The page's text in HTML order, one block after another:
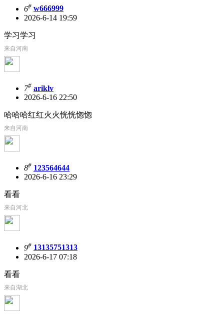
6# w666999
2026-6-14 19:59
学习学习
来自河南
7# ariklv
2026-6-16 22:50
哈哈哈红红火火恍恍惚惚
来自河南
8# 123564644
2026-6-16 23:29
看看
来自河北
9# 13135751313
2026-6-17 07:18
看看
来自湖北